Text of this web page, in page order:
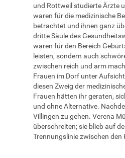
und Rottweil studierte Ärzte
waren für die medizinische
betrachtet und ihnen ganz
dritte Säule des
waren für den Bereich
leisten, sondern auch
zwischen reich und arm
Frauen im Dorf unter
diesen Zweig der
Frauen hätten ihr geraten,
und ohne Alternative.
Villingen zu gehen. Verena
überschreiten; sie blieb auf
Trennungslinie zwischen den